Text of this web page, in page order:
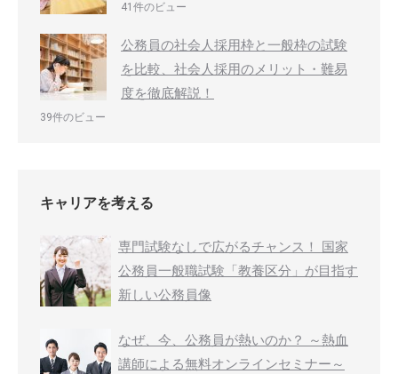
41件のビュー
公務員の社会人採用枠と一般枠の試験
を比較、社会人採用のメリット・難易
度を徹底解説！
39件のビュー
キャリアを考える
専門試験なしで広がるチャンス！ 国家
公務員一般職試験「教養区分」が目指す
新しい公務員像
なぜ、今、公務員が熱いのか？ ～熱血
講師による無料オンラインセミナー～